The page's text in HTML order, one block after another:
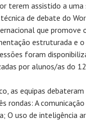
terem assistido a uma
de debate do
que promove
estruturada e
foram
por alunos/as do
as equipas
rondas: A
O uso de inteligência